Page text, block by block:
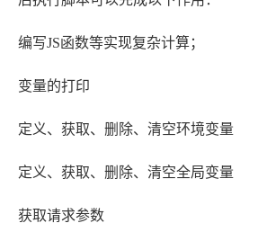
编写JS函数等实现复杂计算；
变量的打印
定义、获取、删除、清空环境变量
定义、获取、删除、清空全局变量
获取请求参数